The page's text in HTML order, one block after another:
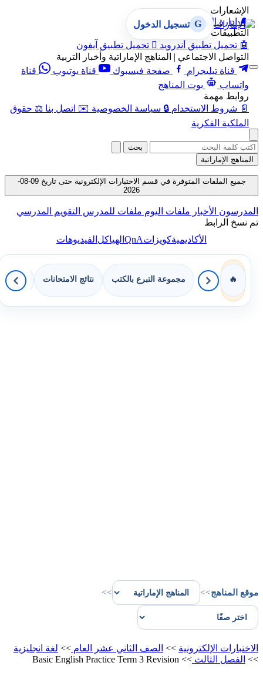
الإشعارات
🔔 إدارة الإشعارات
التطبيقات
🤖 تحميل تطبيق أندرويد  تحميل تطبيق آيفون
التواصل الاجتماعي | المناهج الإماراتية وأخبار التربية
قناة تيليجرام
صفحة فيسبوك قناة يوتيوب
قناة
واتساب
بوت المناهج
روابط مهمة
📄 شروط الاستخدام 🔒 سياسة الخصوصية ✉️ اتصل بنا ⚖️ حقوق
الملكية الفكرية
G تسجيل الدخول
بحث
المناهج الإماراتية
جميع الملفات المتوفرة في قسم الاختبارات الإلكترونية حتى تاريخ 09-08-
2026
المدرسون الأخبار ملفات اليوم ملفات للمدرس التقويم المدرسي
تم نسخ الرابط
الأكاديميةكويزاتQnAالهياكل الفيديوهات
🔥 مجموعة التبرع بالكتب نتائج الامتحانات
موقع المناهج>>
>>
الاختبارات الإلكترونية >> الصف الثاني عشر العام >> لغة انجليزية
>> الفصل الثالث >>
Basic English Practice Term 3 Revision